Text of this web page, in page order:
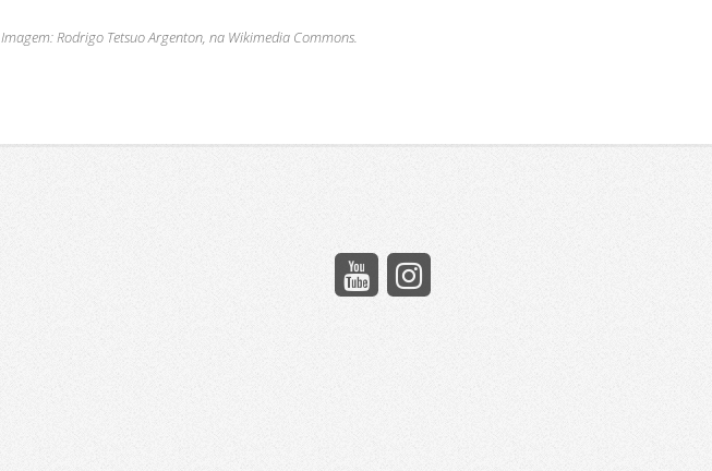
Imagem: Rodrigo Tetsuo Argenton, na Wikimedia Commons.